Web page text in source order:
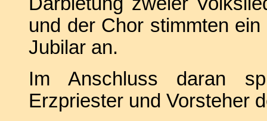
und der Chor stimmten
Jubilar an.
Im Anschluss daran
Erzpriester und Vorsteher